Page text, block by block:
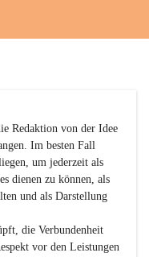
Redaktion von der Idee
Im besten Fall
um jederzeit als
dienen zu können, als
und als Darstellung
die Verbundenheit
vor den Leistungen